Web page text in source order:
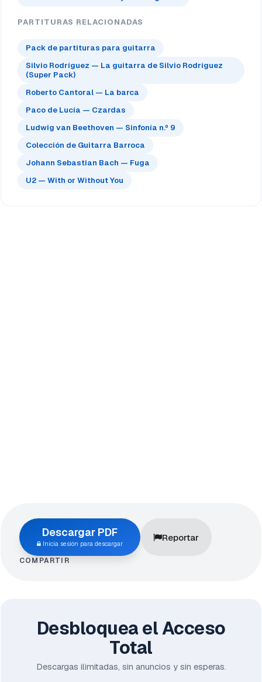
PARTITURAS RELACIONADAS
Pack de partituras para guitarra
Silvio Rodríguez — La guitarra de Silvio Rodríguez
(Super Pack)
Roberto Cantoral — La barca
Paco de Lucía — Czardas
Ludwig van Beethoven — Sinfonía n.º 9
Colección de Guitarra Barroca
Johann Sebastian Bach — Fuga
U2 — With or Without You
Descargar PDF
Inicia sesión para descargar
Reportar
COMPARTIR
Desbloquea el Acceso
Total
Descargas ilimitadas, sin anuncios y sin esperas.